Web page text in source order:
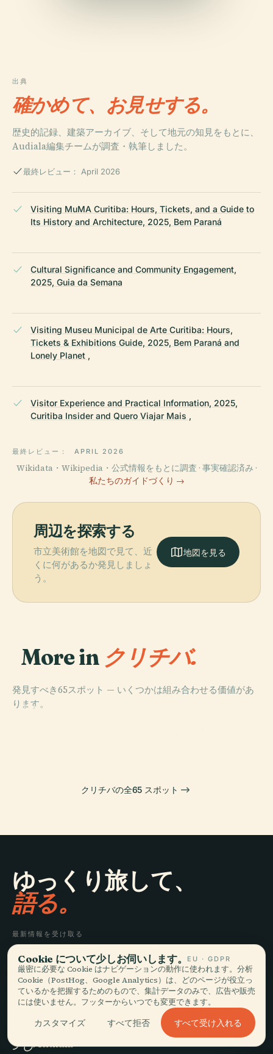
出典
確かめて、お見せする。
歴史的記録、建築アーカイブ、そして地元の知見をもとに、
Audiala編集チームが調査・執筆しました。
最終レビュー： April 2026
Visiting MuMA Curitiba: Hours, Tickets, and a Guide to
Its History and Architecture, 2025, Bem Paraná
Cultural Significance and Community Engagement,
2025, Guia da Semana
Visiting Museu Municipal de Arte Curitiba: Hours,
Tickets & Exhibitions Guide, 2025, Bem Paraná and
Lonely Planet ,
Visitor Experience and Practical Information, 2025,
Curitiba Insider and Quero Viajar Mais ,
最終レビュー： APRIL 2026
Wikidata・Wikipedia・公式情報をもとに調査 · 事実確認済み ·
私たちのガイドづくり →
周辺を探索する
市立美術館を地図で見て、近
くに何があるか発見しましょ
う。
地図を見る
More in クリチバ.
発見すべき65スポット — いくつかは組み合わせる価値があ
ります。
PLACE
PLACE
PLACE
クリチバの全65 スポット
ゆっくり旅して、
語る。
最新情報を受け取る
登録
Audiala
Cookie について少しお伺いします。 EU · GDPR
厳密に必要な Cookie はナビゲーションの動作に使われます。分析
Cookie（PostHog、Google Analytics）は、どのページが役立っ
ているかを把握するためのもので、集計データのみで、広告や販売
には使いません。フッターからいつでも変更できます。
カスタマイズ すべて拒否 すべて受け入れる